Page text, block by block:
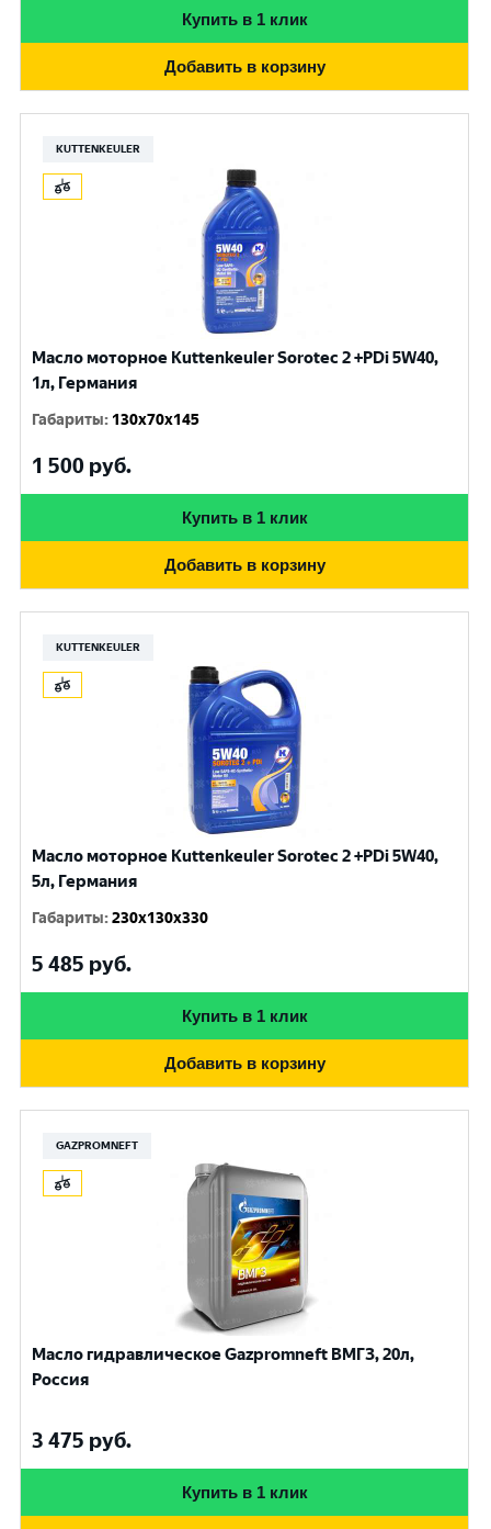
Купить в 1 клик
Добавить в корзину
KUTTENKEULER
Масло моторное Kuttenkeuler Sorotec 2 +PDi 5W40,
1л, Германия
Габариты: 130x70x145
1 500 руб.
Купить в 1 клик
Добавить в корзину
KUTTENKEULER
Масло моторное Kuttenkeuler Sorotec 2 +PDi 5W40,
5л, Германия
Габариты:230x130x330
5 485 руб.
Купить в 1 клик
Добавить в корзину
GAZPROMNEFT
Масло гидравлическое Gazpromneft ВМГЗ, 20л,
Россия
3 475 руб.
Купить в 1 клик